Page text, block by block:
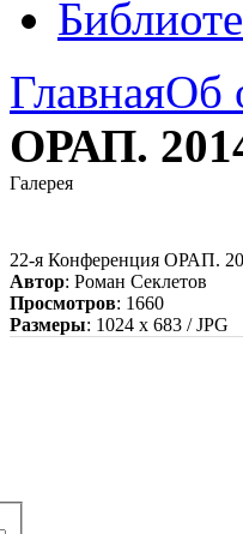
ГлавнаяОб
ОРАП.
Галерея
22-я Конференция ОРАП.
Автор: Роман Секлетов
Просмотров: 1660
Размеры: 1024 x 683 / JPG